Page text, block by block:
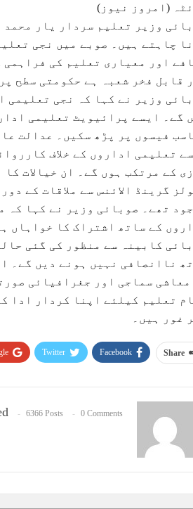
(امروز نیوز)
وزیر تعلیم سردار یار
چاہتے ہیں۔ صوبے میں نجی
اور معیاری تعلیم کی
قابل فخر شعبہ ہے حکومتی سطح
وزیر نے کہا کہ نجی تعلیمی
گے۔ ایسے پرائیویٹ تعلیمی
فیسوں پر پڑھ سکیں۔ عدالت
تعلیمی اداروں کے خلاف
کے مرتکب ہوں گے۔ ان خیالات
گرینڈ الائنس سے ملاقات کے
تھے۔ صوبائی وزیر نے کہا کہ
کے ساتھ اشتراک کا خواہاں
کابینہ سے منظور کی گئی
ناانصافی نہیں ہونے دیں گے۔
معاشی سماجی اور جغرافیائی
تعلیم کیلئے اپنا کردار ادا
غور ہیں۔
Share
Facebook
Twitter
6366 Posts 0 Comments